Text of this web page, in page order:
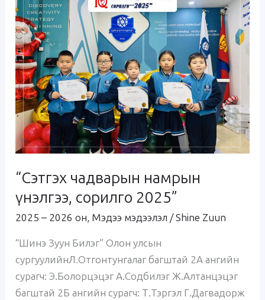
“Сэтгэх чадварын намрын
үнэлгээ, сорилго 2025”
2025 – 2026 он, Мэдээ мэдээлэл /Shine Zuun
“Шинэ Зуун Билэг” Олон улсын
сургуулийнЛ.Отгонтунгалаг багштай 2А ангийн
сурагч: Э.Болорцэцэг А.Содбилэг Ж.Алтанцэцэг
багштай 2Б ангийн сурагч: Т.Тэргэл Г.Дагвадорж
намрын
үнэлгээ,
сорилго
2025”